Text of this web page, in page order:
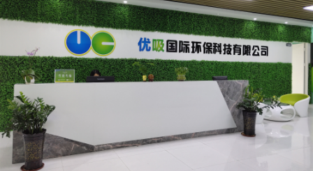
污染治理资质等级证
书”）、拥有多名高级《环
境工程高级工程师》室内
空气治理资格认证的治理
人员、掌握室内空气净化
治理实用技术和五项专利
技术、八项计算机软件著
作权登记证书等。研发实